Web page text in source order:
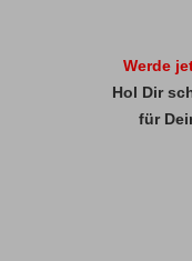
Werde
Hol Dir
für